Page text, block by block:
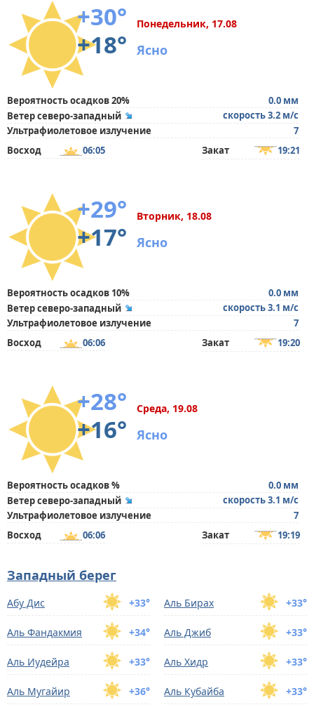
+30°
+18°
Понедельник, 17.08
Ясно
Вероятность осадков 20%
0.0 мм
Ветер северо-западный
скорость 3.2 м/с
Ультрафиолетовое излучение
7
Восход
06:05 Закат 19:21
+29°
+17°
Вторник, 18.08
Ясно
Вероятность осадков 10%
0.0 мм
Ветер северо-западный
скорость 3.1 м/с
Ультрафиолетовое излучение
7
Восход
06:06 Закат 19:20
+28°
+16°
Среда, 19.08
Ясно
Вероятность осадков %
0.0 мм
Ветер северо-западный
скорость 3.1 м/с
Ультрафиолетовое излучение
7
Восход
06:06 Закат 19:19
Западный берег
+33°
Абу Дис +33°
Аль Бирах
+34°
Аль Фандакмия +33°
Аль Джиб
+33°
Аль Иудейра +33°
Аль Хидр
+36°
Аль Мугайир +33°
Аль Кубайба